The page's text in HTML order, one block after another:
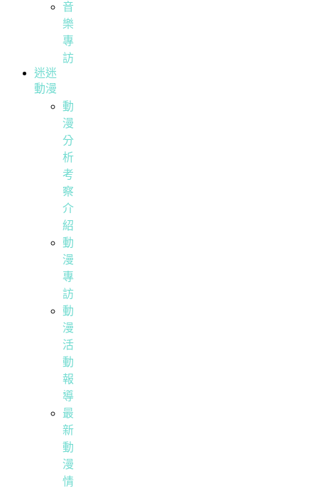
音
樂
專
訪
迷迷
動漫
動
漫
分
析
考
察
介
紹
動
漫
專
訪
動
漫
活
動
報
導
最
新
動
漫
情